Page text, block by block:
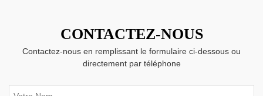
CONTACTEZ-NOUS
Contactez-nous en remplissant le formulaire ci-dessous ou
directement par téléphone